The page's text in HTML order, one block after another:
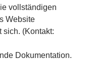
vollständigen
Website
sich. (Kontakt:
Dokumentation.